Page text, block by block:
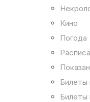
Кино
Погода
Билеты
Билеты